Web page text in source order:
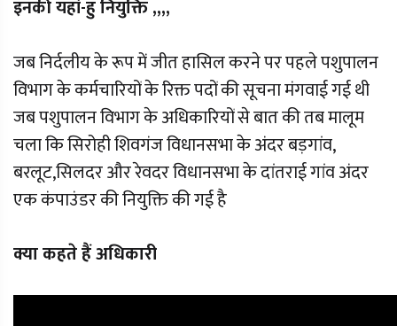
इनकी यहां-हु नियुक्ति ,,,,
जब निर्दलीय के रूप में जीत हासिल करने पर पहले पशुपालन
विभाग के कर्मचारियों के रिक्त पदों की सूचना मंगवाई गई थी
जब पशुपालन विभाग के अधिकारियों से बात की तब मालूम
चला कि सिरोही शिवगंज विधानसभा के अंदर बड़गांव,
बरलूट,सिलदर और रेवदर विधानसभा के दांतराई गांव अंदर
एक कंपाउंडर की नियुक्ति की गई है
क्या कहते हैं अधिकारी